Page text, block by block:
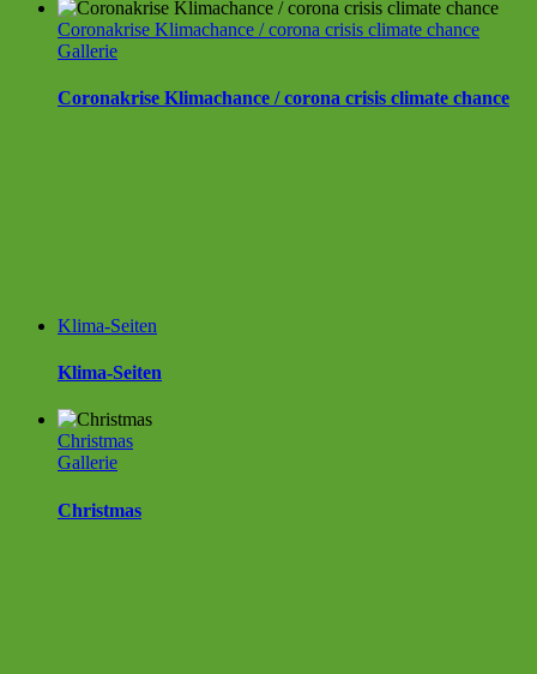
Coronakrise Klimachance / corona crisis climate chance
Gallerie
Coronakrise Klimachance / corona crisis climate chance
Klima-Seiten
Klima-Seiten
Christmas
Gallerie
Christmas